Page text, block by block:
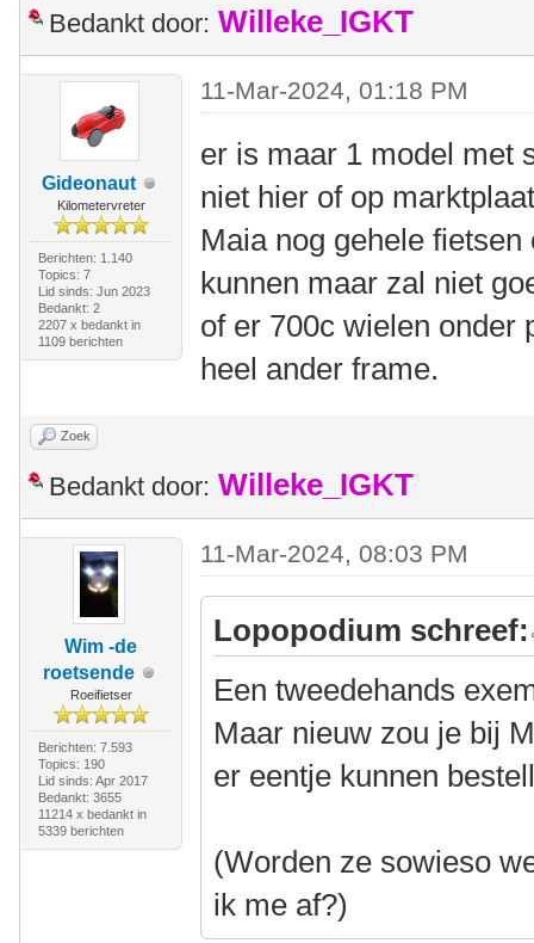
Bedankt door: Willeke_IGKT
Gideonaut
Kilometervreter
Berichten: 1.140
Topics: 7
Lid sinds: Jun 2023
Bedankt: 2
2207 x bedankt in
1109 berichten
11-Mar-2024, 01:18 PM
er is maar 1 model met
niet hier of op
Maia nog gehele
kunnen maar zal niet
of er 700c wielen onder
heel ander frame.
Zoek
Bedankt door: Willeke_IGKT
Wim -de
roetsende
Roeifietser
Berichten: 7.593
Topics: 190
Lid sinds: Apr 2017
Bedankt: 3655
11214 x bedankt in
5339 berichten
11-Mar-2024, 08:03 PM
Lopopodium schreef:
Een tweedehands
Maar nieuw zou je bij
er eentje kunnen
(Worden ze sowieso
ik me af?)